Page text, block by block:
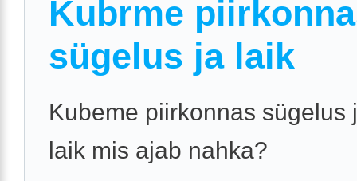
Kubrme
sügelus ja laik
Kubeme piirkonnas sügelus
laik mis ajab nahka?